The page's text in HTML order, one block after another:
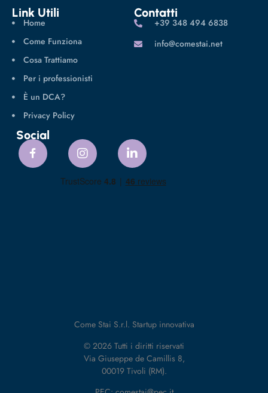
Link Utili
Home
Come Funziona
Cosa Trattiamo
Per i professionisti
È un DCA?
Privacy Policy
Contatti
‪+39 348 494 6838
info@comestai.net
Social
Come Stai S.r.l. Startup innovativa
© 2026 Tutti i diritti riservati
Via Giuseppe de Camillis 8,
00019 Tivoli (RM).